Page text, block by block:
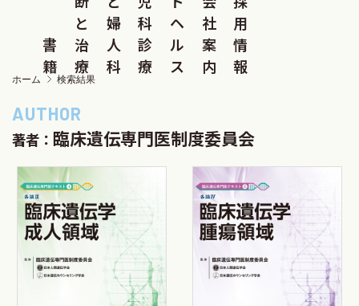
書
籍
と
治
療
婦
人
科
科
診
療
ヘ
ル
ス
社
案
内
用
情
報
ホーム 検索結果
著者： 臨床遺伝専門医制度委員会